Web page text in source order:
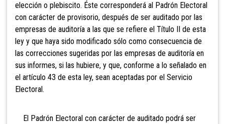
elección o plebiscito. Éste corresponderá al Padrón Electoral
con carácter de provisorio, después de ser auditado por las
empresas de auditoría a las que se refiere el Título II de esta
ley y que haya sido modificado sólo como consecuencia de
las correcciones sugeridas por las empresas de auditoría en
sus informes, si las hubiere, y que, conforme a lo señalado en
el artículo 43 de esta ley, sean aceptadas por el Servicio
Electoral.
El Padrón Electoral con carácter de auditado podrá ser